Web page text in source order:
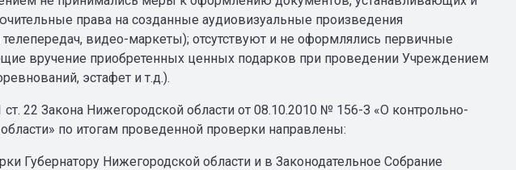
права на созданные аудиовизуальные произведения
видео-маркеты); отсутствуют и не оформлялись первичные
вручение приобретенных ценных подарков при проведении Учреждением
эстафет и т.д.).
ст. 22 Закона Нижегородской области от 08.10.2010 № 156-З «О контрольно-
по итогам проведенной проверки направлены:
Губернатору Нижегородской области и в Законодательное Собрание